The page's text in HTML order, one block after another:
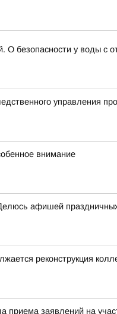
О безопасности у воды
управления
внимание
афишей
реконструкция
приема заявлений на